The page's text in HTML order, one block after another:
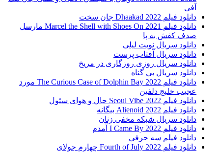
آفی
دانلود فیلم Dhaakad 2022 جان سخت
دانلود فیلم Marcel the Shell with Shoes On 2021 مارسل
صدف کفش به پا
دانلود سریال نوبت لیلی
دانلود سریال آفتاب پرست
دانلود سریال روزی روزگاری در مریخ
دانلود سریال بی گناه
دانلود فیلم The Curious Case of Dolphin Bay 2022 مورد
عجیب خلیج دلفین
دانلود فیلم Seoul Vibe 2022 حال و هوای سئول
دانلود فیلم Alienoid 2022 بیگانه
دانلود سریال شبکه مخفی زنان
دانلود فیلم I Came By 2022 آمدم
دانلود فیلم سه حرفی
دانلود فیلم Fourth of July 2022 چهارم جولای